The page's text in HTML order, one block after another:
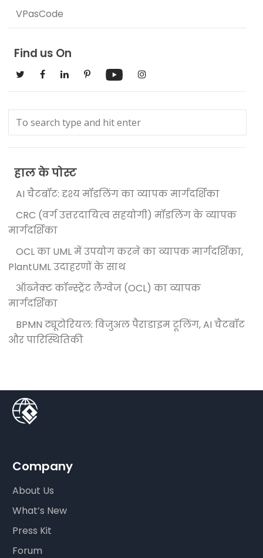
VPasCode
Find us On
हाल के पोस्ट
AI चैटबॉट: दृश्य मॉडलिंग का व्यापक मार्गदर्शिका
CRC (वर्ग उत्तरदायित्व सहयोगी) मॉडलिंग के व्यापक
मार्गदर्शिका
OCL का UML में उपयोग करने का व्यापक मार्गदर्शिका,
PlantUML उदाहरणों के साथ
ऑब्जेक्ट कॉन्स्ट्रेंट लैंग्वेज (OCL) का व्यापक
मार्गदर्शिका
BPMN ट्यूटोरियल: विजुअल पैराडाइम टूलिंग, AI चैटबॉट
और पारिस्थितिकी
Company
About Us
What’s New
Press Kit
Forum